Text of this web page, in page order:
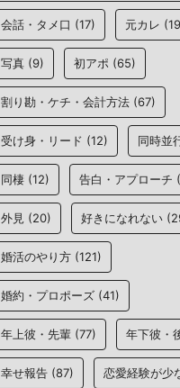
会話・タメ口 (17) 元カレ
写真 (9) 初アポ (65)
割り勘・ケチ・会計方法 (67)
受け身・リード (12) 同時並
同棲 (12) 告白・アプローチ
外見 (20) 好きになれない
婚活のやり方 (121)
婚約・プロポーズ (41)
年上彼・先輩 (77) 年下彼・
幸せ報告 (87) 恋愛経験が少